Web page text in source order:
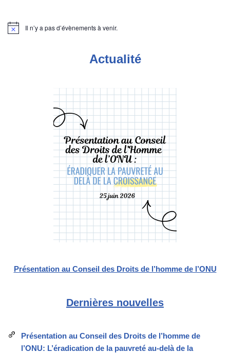
Notice Il n’y a pas d’évènements à venir.
Actualité
Présentation au Conseil des Droits de l’homme de l’ONU
Dernières nouvelles
Présentation au Conseil des Droits de l’homme de
l’ONU: L’éradication de la pauvreté au-delà de la